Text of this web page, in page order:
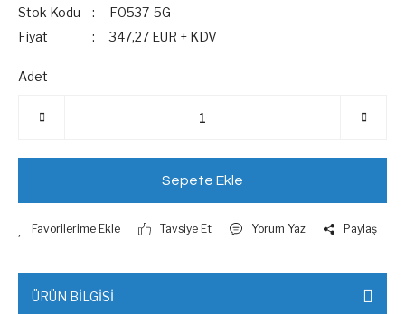
Stok Kodu
F0537-5G
Fiyat
347,27 EUR + KDV
Adet
Sepete Ekle
Tavsiye Et Yorum Yaz Paylaş
ÜRÜN BİLGİSİ